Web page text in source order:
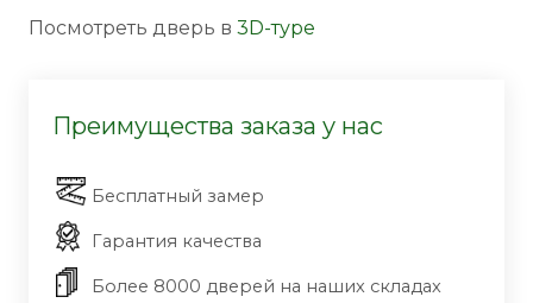
Посмотреть дверь в 3D-туре
Преимущества заказа у нас
Бесплатный замер
Гарантия качества
Более 8000 дверей на наших складах